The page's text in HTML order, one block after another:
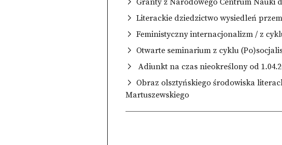
Literackie dziedzictwo wysiedleń
Feministyczny internacjonalizm / z
Otwarte seminarium z cyklu
Adiunkt na czas nieokreślony od
Obraz olsztyńskiego środowiska
Martuszewskiego